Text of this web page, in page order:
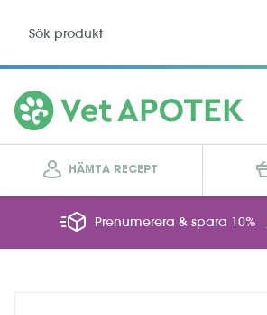
HÄMTA RECEPT
Prenumerera & spara 10%